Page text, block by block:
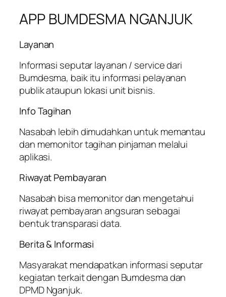
APP BUMDESMA NGANJUK
Layanan
Informasi seputar layanan / service dari
Bumdesma, baik itu informasi pelayanan
publik ataupun lokasi unit bisnis.
Info Tagihan
Nasabah lebih dimudahkan untuk memantau
dan memonitor tagihan pinjaman melalui
aplikasi.
Riwayat Pembayaran
Nasabah bisa memonitor dan mengetahui
riwayat pembayaran angsuran sebagai
bentuk transparasi data.
Berita & Informasi
Masyarakat mendapatkan informasi seputar
kegiatan terkait dengan Bumdesma dan
DPMD Nganjuk.